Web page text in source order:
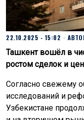
22.10.2025 - 15:02
Ташкент вошёл в
ростом сделок и
Согласно свежему
исследований и
Узбекистане